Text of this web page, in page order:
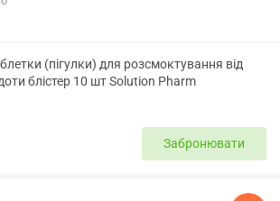
(пігулки) для розсмоктування від
блістер 10 шт Solution Pharm
Забронювати